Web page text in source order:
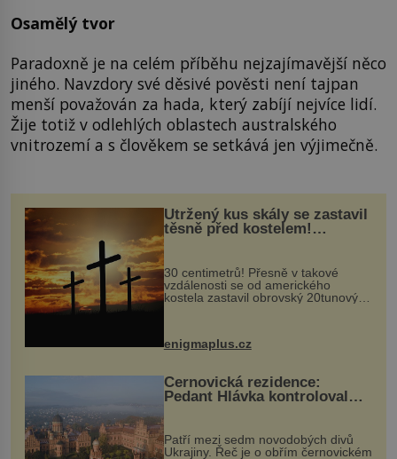
Osamělý tvor
Paradoxně je na celém příběhu nejzajímavější něco
jiného. Navzdory své děsivé pověsti není tajpan
menší považován za hada, který zabíjí nejvíce lidí.
Žije totiž v odlehlých oblastech australského
vnitrozemí a s člověkem se setkává jen výjimečně.
Utržený kus skály se zastavil
těsně před kostelem!
Ochránila ho boží síla?
30 centimetrů! Přesně v takové
vzdálenosti se od amerického
kostela zastavil obrovský 20tunový
...
enigmaplus.cz
Černovická rezidence:
Pedant Hlávka kontroloval
Patří mezi sedm novodobých divů
Ukrajiny. Řeč je o obřím černovickém